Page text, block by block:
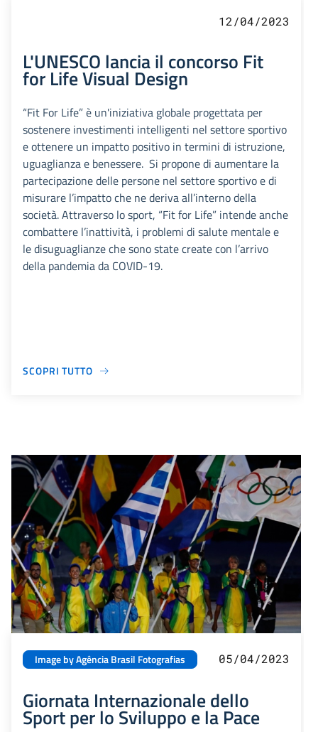
12/04/2023
L'UNESCO lancia il concorso Fit
for Life Visual Design
“Fit For Life” è un'iniziativa globale progettata per
sostenere investimenti intelligenti nel settore sportivo
e ottenere un impatto positivo in termini di istruzione,
uguaglianza e benessere. Si propone di aumentare la
partecipazione delle persone nel settore sportivo e di
misurare l’impatto che ne deriva all’interno della
società. Attraverso lo sport, “Fit for Life” intende anche
combattere l’inattività, i problemi di salute mentale e
le disuguaglianze che sono state create con l’arrivo
della pandemia da COVID-19.
SCOPRI TUTTO
Image by Agência Brasil Fotografias 05/04/2023
Giornata Internazionale dello
Sport per lo Sviluppo e la Pace